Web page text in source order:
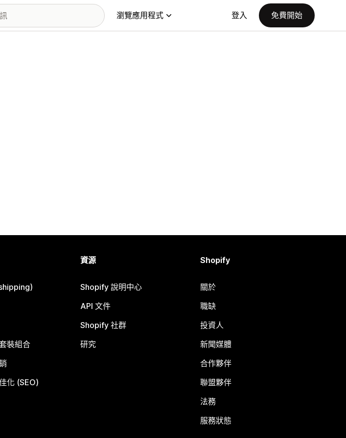
瀏覽應用程式 登入 免費開始
裝組合
化 (SEO)
資源
Shopify 說明中心
API 文件
Shopify 社群
研究
Shopify
關於
職缺
投資人
新聞媒體
合作夥伴
聯盟夥伴
法務
服務狀態